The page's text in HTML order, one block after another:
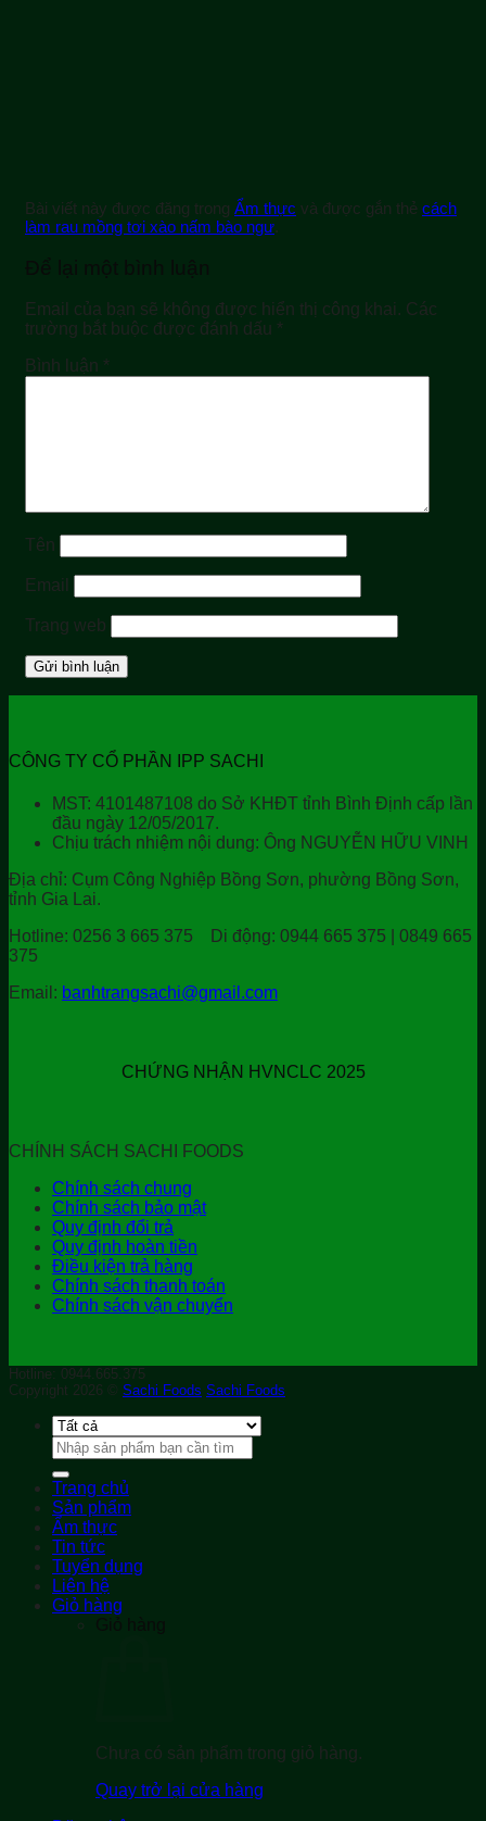
Bài viết này được đăng trong Ẩm thực và được gắn thẻ cách
làm rau mồng tơi xào nấm bào ngư.
Để lại một bình luận
Email của bạn sẽ không được hiển thị công khai. Các
trường bắt buộc được đánh dấu *
Bình luận *
Tên
Email
Trang web
CÔNG TY CỔ PHẦN IPP SACHI
MST: 4101487108 do Sở KHĐT tỉnh Bình Định cấp lần
đầu ngày 12/05/2017.
Chịu trách nhiệm nội dung: Ông NGUYỄN HỮU VINH
Địa chỉ: Cụm Công Nghiệp Bồng Sơn, phường Bồng Sơn,
tỉnh Gia Lai.
Hotline: 0256 3 665 375 Di động: 0944 665 375 | 0849 665
375
Email: banhtrangsachi@gmail.com
CHỨNG NHẬN HVNCLC 2025
CHÍNH SÁCH SACHI FOODS
Chính sách chung
Chính sách bảo mật
Quy định đổi trả
Quy định hoàn tiền
Điều kiện trả hàng
Chính sách thanh toán
Chính sách vận chuyển
Hotline: 0944.665.375
Copyright 2026 © Sachi Foods Sachi Foods
Tìm
kiếm:
Trang chủ
Sản phẩm
Ẩm thực
Tin tức
Tuyển dụng
Liên hệ
Giỏ hàng
Giỏ hàng
Chưa có sản phẩm trong giỏ hàng.
Quay trở lại cửa hàng